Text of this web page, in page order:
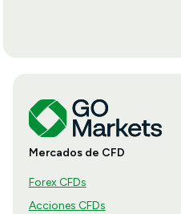
Mercados de CFD
Forex CFDs
Acciones CFDs